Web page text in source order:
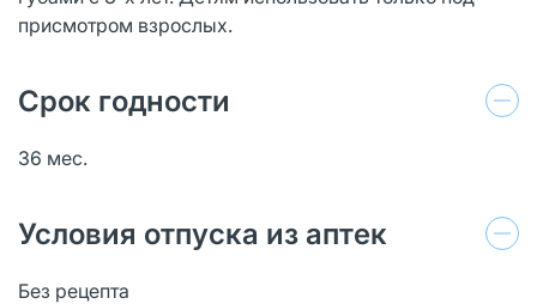
присмотром взрослых.
Срок годности
36 мес.
Условия отпуска из аптек
Без рецепта